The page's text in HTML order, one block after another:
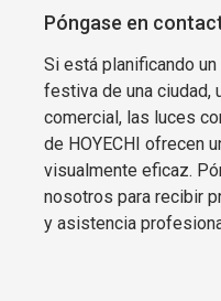
Póngase en
Si está planificando
festiva de una ciudad,
comercial, las luces
de HOYECHI ofrecen
visualmente eficaz.
nosotros para recibir
y asistencia